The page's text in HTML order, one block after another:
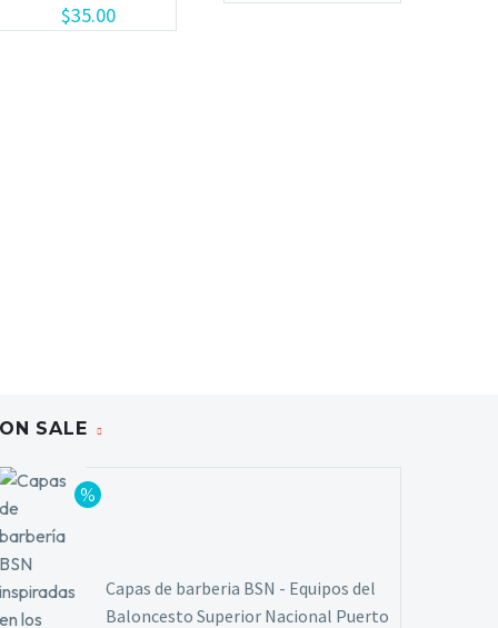
$35.00
ON SALE
Capas de barberia BSN - Equipos del
Baloncesto Superior Nacional Puerto